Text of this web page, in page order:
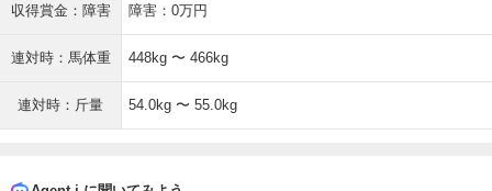
収得賞金：障害 障害：0万円
連対時：馬体重 448kg 〜 466kg
連対時：斤量 54.0kg 〜 55.0kg